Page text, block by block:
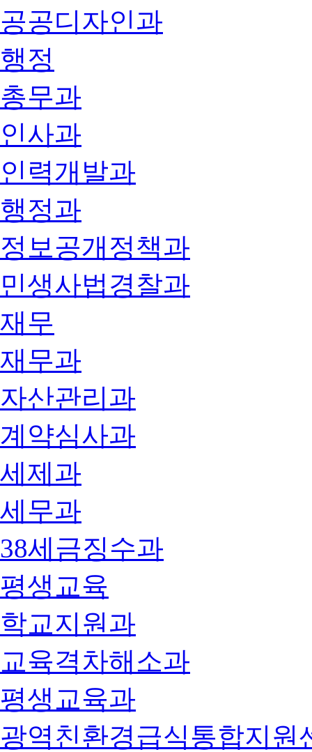
공공디자인과
행정
총무과
인사과
인력개발과
행정과
정보공개정책과
민생사법경찰과
재무
재무과
자산관리과
계약심사과
세제과
세무과
38세금징수과
평생교육
학교지원과
교육격차해소과
평생교육과
광역친환경급식통합지원